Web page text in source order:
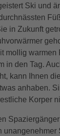
Ski und
in Zukunft
mollig warmen
in den Tag.
kann Ihnen
anhaben.
Korper
unangenehmer